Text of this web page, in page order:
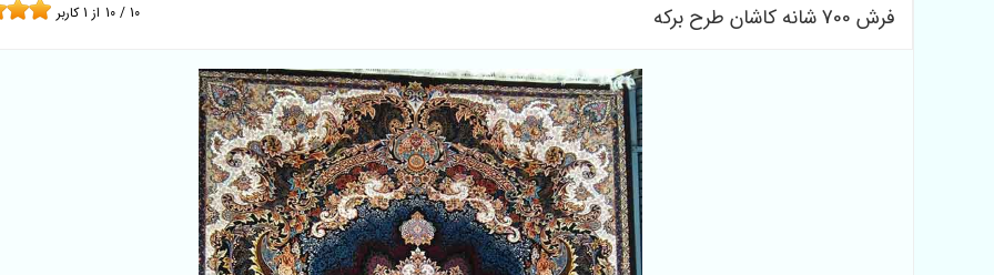
فرش 700 شانه کاشان طرح برکه 10 / 10 از 1کاربر